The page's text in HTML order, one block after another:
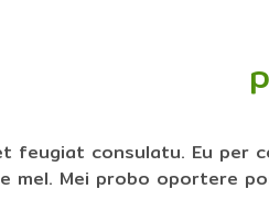
feugiat consulatu. Eu per
mel. Mei probo oportere